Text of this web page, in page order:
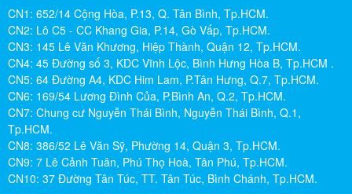
CN1: 652/14 Cộng Hòa, P.13, Q. Tân Bình, Tp.HCM.
CN2: Lô C5 - CC Khang Gia, P.14, Gò Vấp, Tp.HCM.
CN3: 145 Lê Văn Khương, Hiệp Thành, Quận 12, Tp.HCM.
CN4: 45 Đường số 3, KDC Vĩnh Lộc, Bình Hưng Hòa B, Tp.HCM .
CN5: 64 Đường A4, KDC Him Lam, P.Tân Hưng, Q.7, Tp.HCM.
CN6: 169/54 Lương Đình Của, P.Bình An, Q.2, Tp.HCM.
CN7: Chung cư Nguyễn Thái Bình, Nguyễn Thái Bình, Q.1,
Tp.HCM.
CN8: 386/52 Lê Văn Sỹ, Phường 14, Quận 3, Tp.HCM.
CN9: 7 Lê Cảnh Tuân, Phú Thọ Hoà, Tân Phú, Tp.HCM.
CN10: 37 Đường Tân Túc, TT. Tân Túc, Bình Chánh, Tp.HCM.